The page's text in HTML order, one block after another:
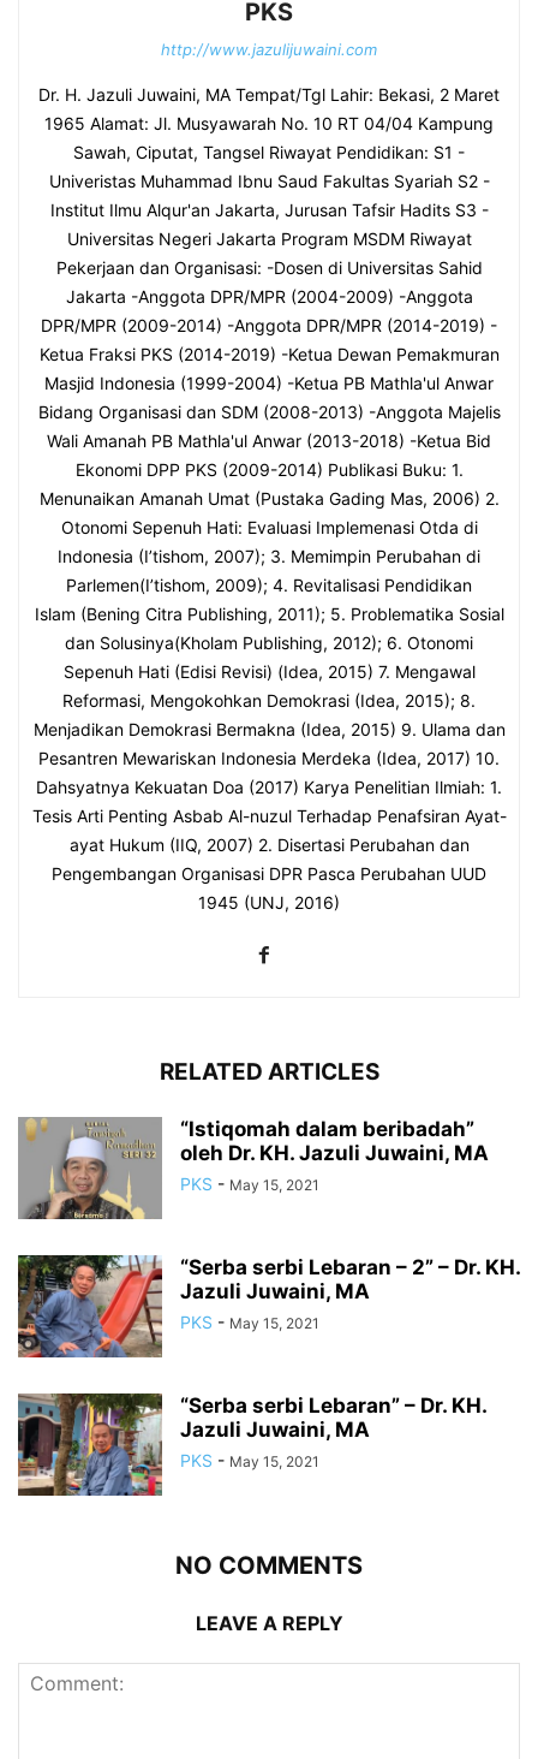
PKS
http://www.jazulijuwaini.com
Dr. H. Jazuli Juwaini, MA Tempat/Tgl Lahir: Bekasi, 2 Maret
1965 Alamat: Jl. Musyawarah No. 10 RT 04/04 Kampung
Sawah, Ciputat, Tangsel Riwayat Pendidikan: S1 -
Univeristas Muhammad Ibnu Saud Fakultas Syariah S2 -
Institut Ilmu Alqur'an Jakarta, Jurusan Tafsir Hadits S3 -
Universitas Negeri Jakarta Program MSDM Riwayat
Pekerjaan dan Organisasi: -Dosen di Universitas Sahid
Jakarta -Anggota DPR/MPR (2004-2009) -Anggota
DPR/MPR (2009-2014) -Anggota DPR/MPR (2014-2019) -
Ketua Fraksi PKS (2014-2019) -Ketua Dewan Pemakmuran
Masjid Indonesia (1999-2004) -Ketua PB Mathla'ul Anwar
Bidang Organisasi dan SDM (2008-2013) -Anggota Majelis
Wali Amanah PB Mathla'ul Anwar (2013-2018) -Ketua Bid
Ekonomi DPP PKS (2009-2014) Publikasi Buku: 1.
Menunaikan Amanah Umat (Pustaka Gading Mas, 2006) 2.
Otonomi Sepenuh Hati: Evaluasi Implemenasi Otda di
Indonesia (I’tishom, 2007); 3. Memimpin Perubahan di
Parlemen(I’tishom, 2009); 4. Revitalisasi Pendidikan
Islam (Bening Citra Publishing, 2011); 5. Problematika Sosial
dan Solusinya(Kholam Publishing, 2012); 6. Otonomi
Sepenuh Hati (Edisi Revisi) (Idea, 2015) 7. Mengawal
Reformasi, Mengokohkan Demokrasi (Idea, 2015); 8.
Menjadikan Demokrasi Bermakna (Idea, 2015) 9. Ulama dan
Pesantren Mewariskan Indonesia Merdeka (Idea, 2017) 10.
Dahsyatnya Kekuatan Doa (2017) Karya Penelitian Ilmiah: 1.
Tesis Arti Penting Asbab Al-nuzul Terhadap Penafsiran Ayat-
ayat Hukum (IIQ, 2007) 2. Disertasi Perubahan dan
Pengembangan Organisasi DPR Pasca Perubahan UUD
1945 (UNJ, 2016)
RELATED ARTICLES
“Istiqomah dalam beribadah”
oleh Dr. KH. Jazuli Juwaini, MA
PKS - May 15, 2021
“Serba serbi Lebaran – 2” – Dr. KH.
Jazuli Juwaini, MA
PKS - May 15, 2021
“Serba serbi Lebaran” – Dr. KH.
Jazuli Juwaini, MA
PKS - May 15, 2021
NO COMMENTS
LEAVE A REPLY